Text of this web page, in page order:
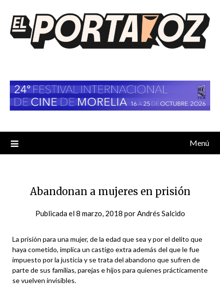
contenido
Menú
Abandonan a mujeres en prisión
Publicada el8 marzo, 2018 porAndrés Salcido
La prisión para una mujer, de la edad que sea y por el delito que
haya cometido, implica un castigo extra además del que le fue
impuesto por la justicia y se trata del abandono que sufren de
parte de sus familias, parejas e hijos para quienes prácticamente
se vuelven invisibles.